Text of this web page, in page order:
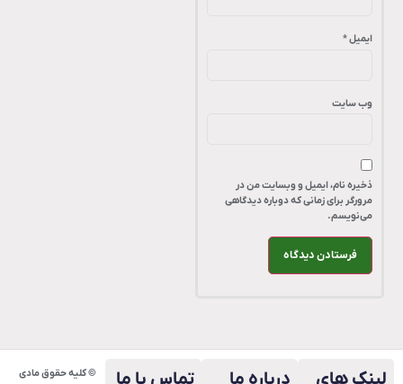
ایمیل*
وب‌ سایت
ذخیره نام، ایمیل و وبسایت من در
مرورگر برای زمانی که دوباره دیدگاهی
می‌نویسم.
های
درباره ما تماس با ما
© کلیه حقوق مادی